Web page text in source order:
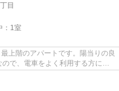
目
1室
上階のアパートです。陽当りの良
で、電車をよく利用する方にも